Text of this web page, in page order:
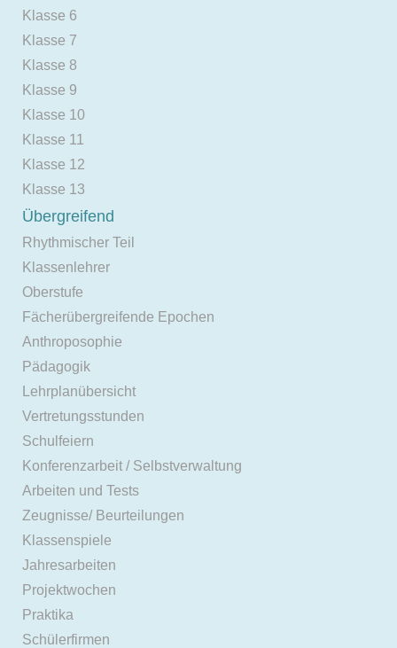
Klasse 6
Klasse 7
Klasse 8
Klasse 9
Klasse 10
Klasse 11
Klasse 12
Klasse 13
Übergreifend
Rhythmischer Teil
Klassenlehrer
Oberstufe
Fächerübergreifende Epochen
Anthroposophie
Pädagogik
Lehrplanübersicht
Vertretungsstunden
Schulfeiern
Konferenzarbeit / Selbstverwaltung
Arbeiten und Tests
Zeugnisse/ Beurteilungen
Klassenspiele
Jahresarbeiten
Projektwochen
Praktika
Schülerfirmen